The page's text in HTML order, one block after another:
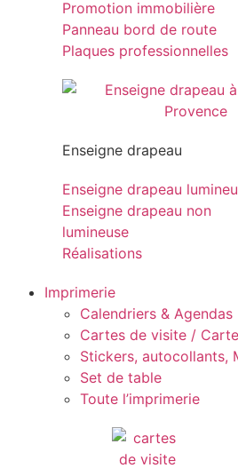
Promotion immobilière
Panneau bord de route
Plaques professionnelles
Enseigne drapeau
Enseigne drapeau
Enseigne drapeau non
lumineuse
Réalisations
Imprimerie
Calendriers & Agendas
Cartes de visite /
Stickers, autocollants,
Set de table
Toute l’imprimerie